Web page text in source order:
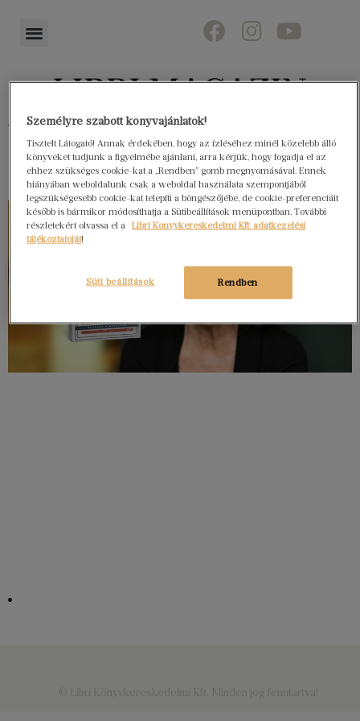
Könyvektől az olvasókig
Személyre szabott könyvajánlatok!
Tisztelt Látogató! Annak érdekében, hogy az ízléséhez minél közelebb álló
könyveket tudjunk a figyelmébe ajánlani, arra kérjük, hogy fogadja el az
ehhez szükséges cookie-kat a „Rendben” gomb megnyomásával. Ennek
hiányában weboldalunk csak a weboldal használata szempontjából
legszükségesebb cookie-kat telepíti a böngészőjébe, de cookie-preferenciáit
később is bármikor módosíthatja a Sütibeállítások menüpontban. További
részletekért olvassa el a
Libri Könyvkereskedelmi Kft. adatkezelési
tájékoztatóját!
Rendben
Süti beállítások